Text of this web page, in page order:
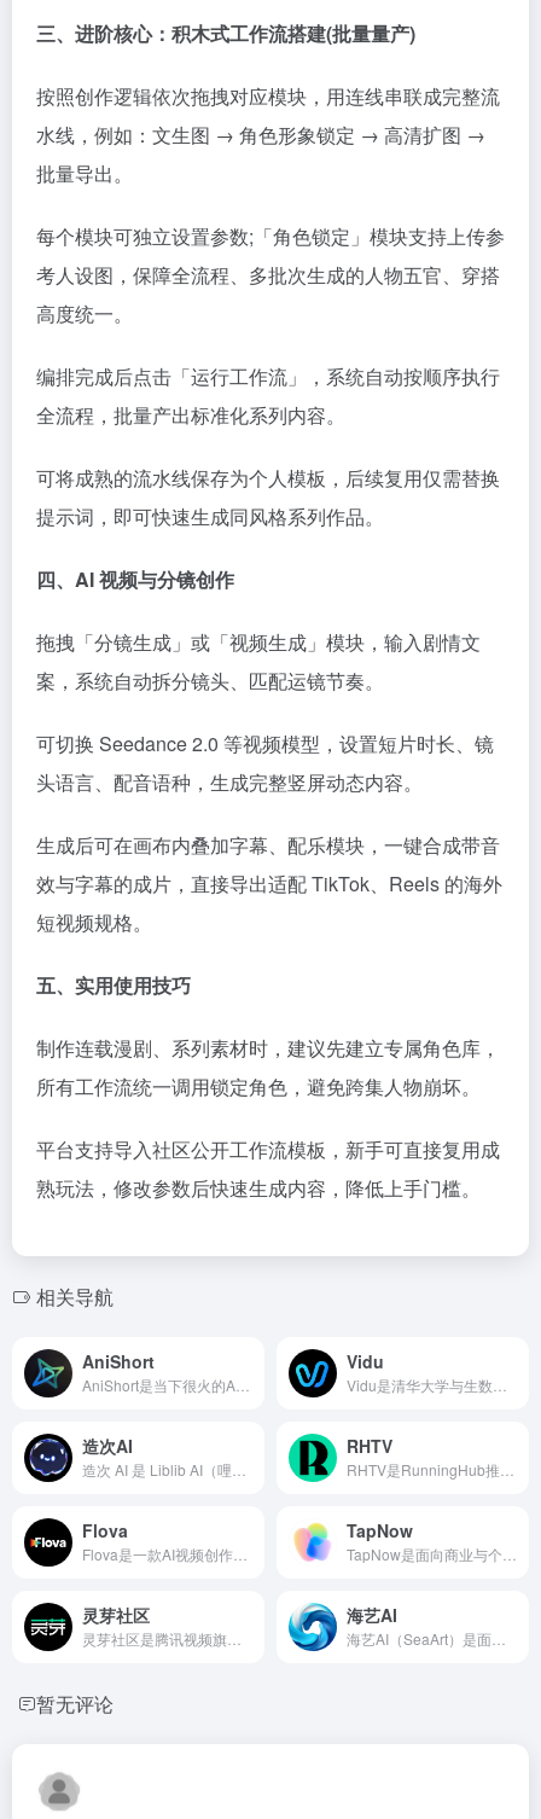
三、进阶核心：积木式工作流搭建(批量量产)
按照创作逻辑依次拖拽对应模块，用连线串联成完整流
水线，例如：文生图 → 角色形象锁定 → 高清扩图 →
批量导出。
每个模块可独立设置参数;「角色锁定」模块支持上传参
考人设图，保障全流程、多批次生成的人物五官、穿搭
高度统一。
编排完成后点击「运行工作流」，系统自动按顺序执行
全流程，批量产出标准化系列内容。
可将成熟的流水线保存为个人模板，后续复用仅需替换
提示词，即可快速生成同风格系列作品。
四、AI 视频与分镜创作
拖拽「分镜生成」或「视频生成」模块，输入剧情文
案，系统自动拆分镜头、匹配运镜节奏。
可切换 Seedance 2.0 等视频模型，设置短片时长、镜
头语言、配音语种，生成完整竖屏动态内容。
生成后可在画布内叠加字幕、配乐模块，一键合成带音
效与字幕的成片，直接导出适配 TikTok、Reels 的海外
短视频规格。
五、实用使用技巧
制作连载漫剧、系列素材时，建议先建立专属角色库，
所有工作流统一调用锁定角色，避免跨集人物崩坏。
平台支持导入社区公开工作流模板，新手可直接复用成
熟玩法，修改参数后快速生成内容，降低上手门槛。
相关导航
AniShort Vidu
造次AI RHTV
Flova TapNow
灵芽社区 海艺AI
暂无评论